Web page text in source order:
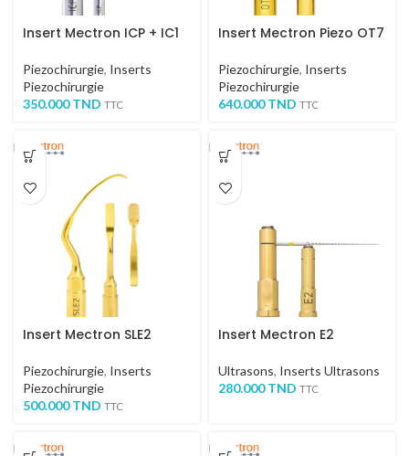
Insert Mectron ICP + IC1
Piezochirurgie, Inserts
Piezochirurgie
350.000TND TTC
Insert Mectron Piezo OT7
Piezochirurgie, Inserts
Piezochirurgie
640.000TND TTC
Insert Mectron SLE2
Piezochirurgie, Inserts
Piezochirurgie
500.000TND TTC
Insert Mectron E2
Ultrasons, Inserts Ultrasons
280.000TND TTC